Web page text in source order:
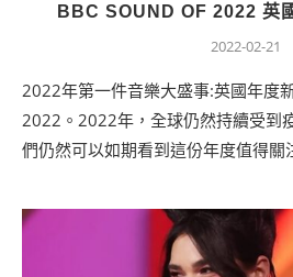
BBC SOUND OF 2022 英
2022-02-21
2022年第一件音樂大盛事:英國年度
2022。2022年，全球仍然持續受到
們仍然可以如期看到這份年度值得關